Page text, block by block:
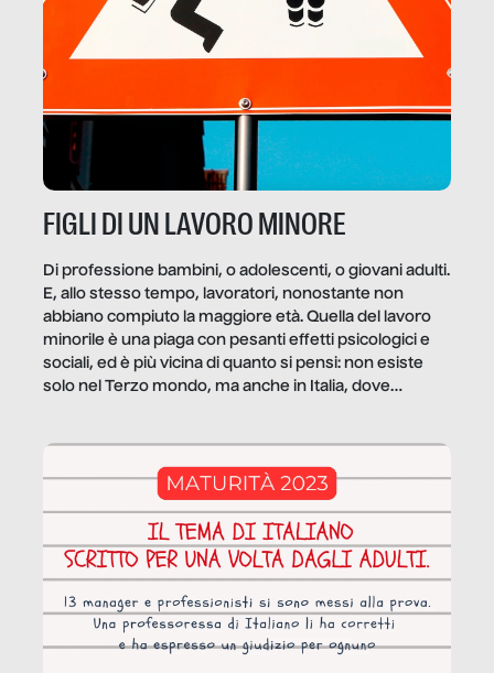
FIGLI DI UN LAVORO MINORE
Di professione bambini, o adolescenti, o giovani adulti.
E, allo stesso tempo, lavoratori, nonostante non
abbiano compiuto la maggiore età. Quella del lavoro
minorile è una piaga con pesanti effetti psicologici e
sociali, ed è più vicina di quanto si pensi: non esiste
solo nel Terzo mondo, ma anche in Italia, dove